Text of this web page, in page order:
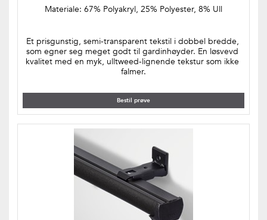
Materiale: 67% Polyakryl, 25% Polyester, 8% Ull
Et prisgunstig, semi-transparent tekstil i dobbel bredde,
som egner seg meget godt til gardinhøyder. En løsvevd
kvalitet med en myk, ulltweed-lignende tekstur som ikke
falmer.
Bestil prøve